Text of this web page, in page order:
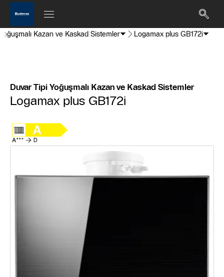
Kazan ve Kaskad Sistemler Logamax plus GB172i
Duvar Tipi Yoğuşmalı Kazan ve Kaskad Sistemler
Logamax plus GB172i